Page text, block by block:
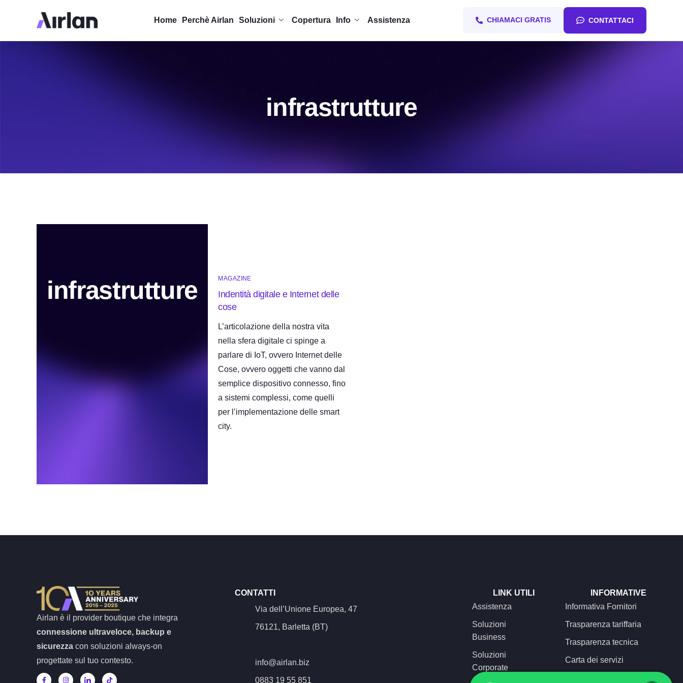
Home Perchè Airlan Soluzioni Copertura Info Assistenza CONTATTACI
CHIAMACI GRATIS
infrastrutture
infrastrutture MAGAZINE
Indentità digitale e Internet delle
cose
L’articolazione della nostra vita
nella sfera digitale ci spinge a
parlare di IoT, ovvero Internet delle
Cose, ovvero oggetti che vanno dal
semplice dispositivo connesso, fino
a sistemi complessi, come quelli
per l’implementazione delle smart
city.
Airlan è il provider boutique che integra
connessione ultraveloce, backup e
sicurezza con soluzioni always-on
progettate sul tuo contesto.
CONTATTI
Via dell’Unione Europea, 47
76121, Barletta (BT)
info@airlan.biz
0883 19 55 851
LINK UTILI
Assistenza
Soluzioni
Business
Soluzioni
Corporate
INFORMATIVE
Informativa Fornitori
Trasparenza tariffaria
Trasparenza tecnica
Carta dei servizi